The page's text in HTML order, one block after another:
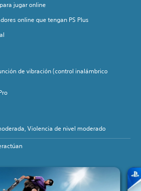
jugar online
online que tengan PS Plus
de vibración (control inalámbrico
Violencia de nivel moderado